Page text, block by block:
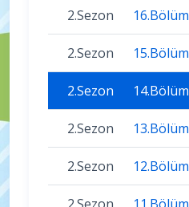
2.Sezon 16.Bölüm
2.Sezon 15.Bölüm
2.Sezon 14.Bölüm
2.Sezon 13.Bölüm
2.Sezon 12.Bölüm